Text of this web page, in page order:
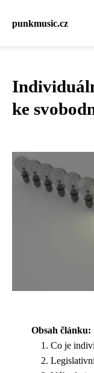
punkmusic.cz
ke
Obsah článku:
Co je